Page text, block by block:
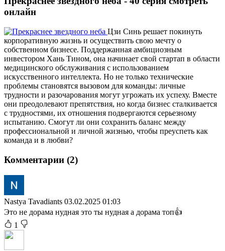
онлайн
Цзи Синь решает покинуть
корпоративную жизнь и осуществить свою мечту о
собственном бизнесе. Поддержанная амбициозным
инвестором Хань Тином, она начинает свой стартап в области
медицинского обслуживания с использованием
искусственного интеллекта. Но не только технические
проблемы становятся вызовом для команды: личные
трудности и разочарования могут угрожать их успеху. Вместе
они преодолевают препятствия, но когда бизнес сталкивается
с трудностями, их отношения подвергаются серьезному
испытанию. Смогут ли они сохранить баланс между
профессиональной и личной жизнью, чтобы преуспеть как
команда и в любви?
Комментарии (2)
Nastya Tavadiants 03.02.2025 01:03
Это не дорама нудная это ты нудная а дорама топ👍
1